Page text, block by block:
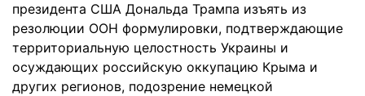
президента США Дональда Трампа изъять из
резолюции ООН формулировки, подтверждающие
территориальную целостность Украины и
осуждающих российскую оккупацию Крыма и
других регионов, подозрение немецкой